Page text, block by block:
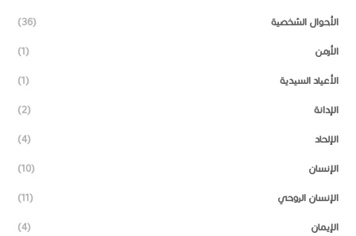
الأحوال الشخصية (36)
الأرمن (1)
الأعياد السيدية (1)
الإدانة (2)
الإلحاد (4)
الإنسان (10)
الإنسان الروحي (11)
الإيمان (4)